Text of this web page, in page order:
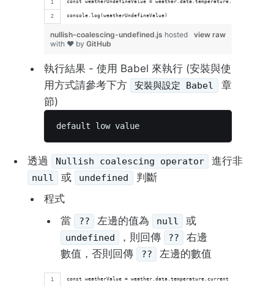
const weatherUndefineValue = weather.data.temperature.low ??
console.log(weatherUndefineValue)
view raw
nullish-coalescing-undefined.js hosted
with ❤ byGitHub
執行結果 - 使用 Babel 來執行 (安裝與使
用方式請參考下方
安裝與設定 Babel
章
節)
default low value
透過 Nullish coalescing operator 進行非
null 或 undefined
判斷
程式
當
?? 左邊的值為 null 或
undefined ，則回傳 ??
右邊
數值，否則回傳
?? 左邊的數值
const weatherValue = weather.data.temperature.current ?? 'default